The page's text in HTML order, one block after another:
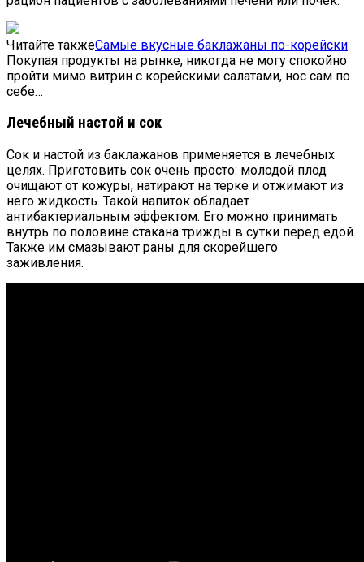
Читайте такжеСамые вкусные баклажаны по-корейски
Покупая продукты на рынке, никогда не могу спокойно
пройти мимо витрин с корейскими салатами, нос сам по
себе…
Лечебный настой и сок
Сок и настой из баклажанов применяется в лечебных
целях. Приготовить сок очень просто: молодой плод
очищают от кожуры, натирают на терке и отжимают из
него жидкость. Такой напиток обладает
антибактериальным эффектом. Его можно принимать
внутрь по половине стакана трижды в сутки перед едой.
Также им смазывают раны для скорейшего
заживления.